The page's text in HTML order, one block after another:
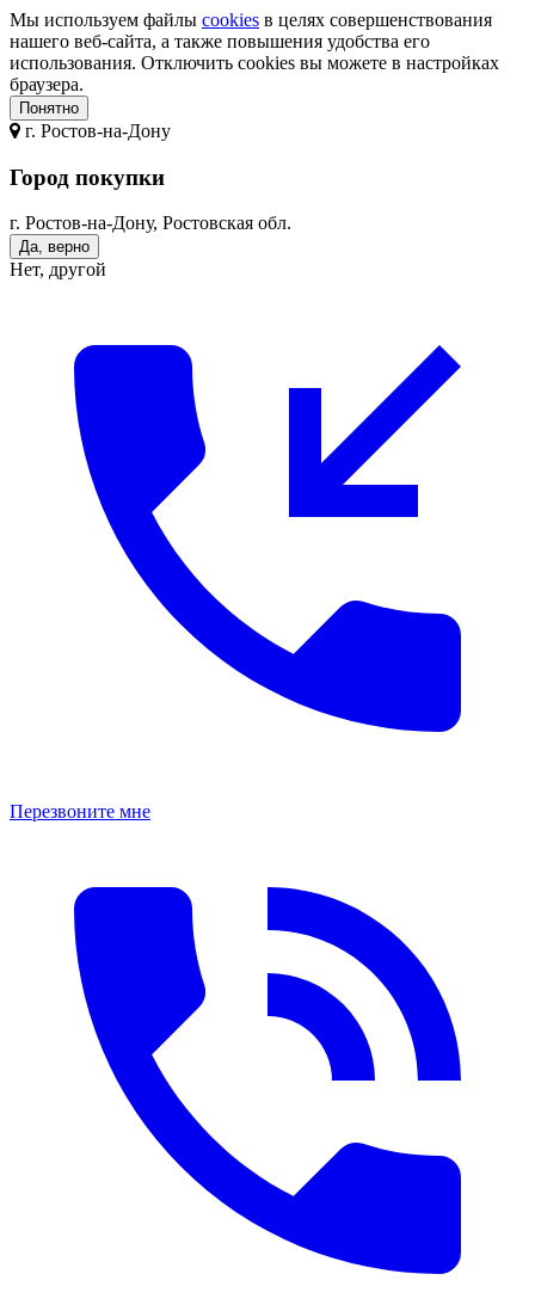
Мы используем файлы cookies в целях совершенствования
нашего веб-сайта, а также повышения удобства его
использования. Отключить cookies вы можете в настройках
браузера.
Понятно
г. Ростов-на-Дону
Город покупки
г. Ростов-на-Дону, Ростовская обл.
Да, верно
Нет, другой
Перезвоните мне